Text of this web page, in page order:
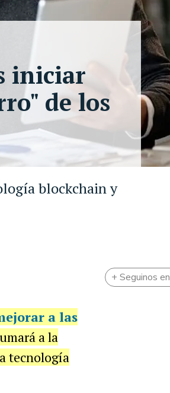
blockchain y
iniciar
de los
+ Seguinos en
a las
a la
tecnología